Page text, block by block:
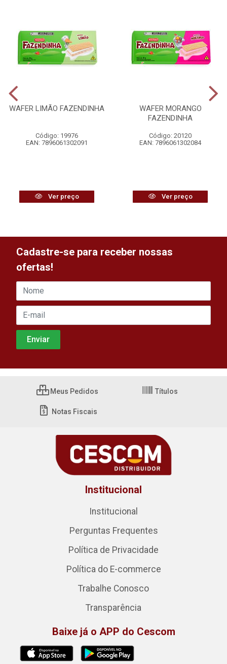
WAFER LIMÃO FAZENDINHA
Código: 19976
EAN: 7896061302091
Ver preço
WAFER MORANGO
FAZENDINHA
Código: 20120
EAN: 7896061302084
Ver preço
Cadastre-se para receber nossas
ofertas!
Meus Pedidos Títulos
Notas Fiscais
Institucional
Institucional
Perguntas Frequentes
Política de Privacidade
Política do E-commerce
Trabalhe Conosco
Transparência
Baixe já o APP do Cescom